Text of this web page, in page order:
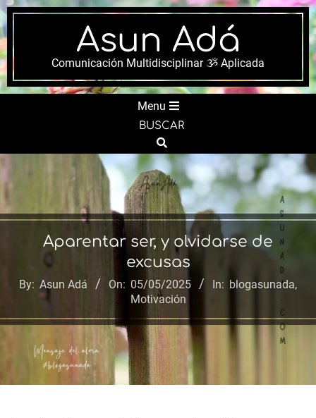
Skip
to
content
Asun Adá
Comunicación Multidisciplinar ૐ Aplicada
Menu
BUSCAR
Search
Aparentar ser, y olvidarse de
excusas
By: Asun Adá On: 05/05/2025 In: blogasunada,
Motivación